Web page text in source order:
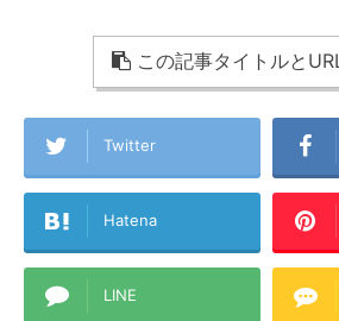
この記事タイトルと
Twitter
Hatena
LINE